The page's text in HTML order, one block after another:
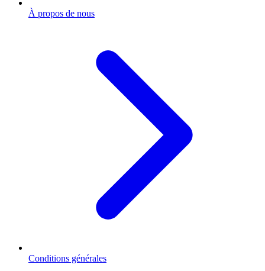
À propos de nous
Conditions générales